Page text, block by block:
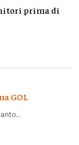
prima di
GOL